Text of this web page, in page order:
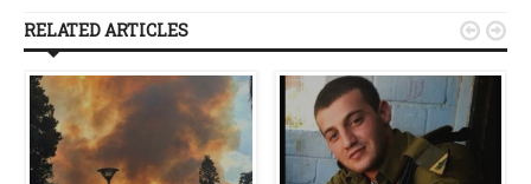
RELATED ARTICLES  